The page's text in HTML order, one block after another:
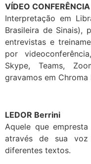
VÍDEO
Interpretação em
Brasileira de Sinais),
entrevistas e
por
Skype, Teams,
gravamos em
LEDOR Berrini
Aquele que
através de sua
diferentes textos.